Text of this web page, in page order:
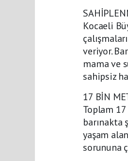
Kocaeli
veriyor.
mama ve
sahipsiz
17 BİN
Toplam
barınakta
yaşam
sorununa